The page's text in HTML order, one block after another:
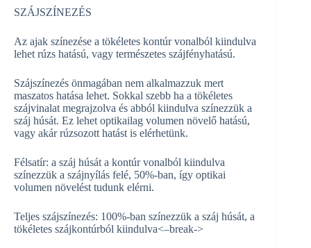
SZÁJSZÍNEZÉS
Az ajak színezése a tökéletes kontúr vonalból kiindulva
lehet rúzs hatású, vagy természetes szájfényhatású.
Szájszínezés önmagában nem alkalmazzuk mert
maszatos hatása lehet. Sokkal szebb ha a tökéletes
szájvinalat megrajzolva és abból kiindulva színezzük a
száj húsát. Ez lehet optikailag volumen növelő hatású,
vagy akár rúzsozott hatást is elérhetünk.
Félsatír: a száj húsát a kontúr vonalból kiindulva
színezzük a szájnyílás felé, 50%-ban, így optikai
volumen növelést tudunk elérni.
Teljes szájszínezés: 100%-ban színezzük a száj húsát, a
tökéletes szájkontúrból kiindulva<–break->